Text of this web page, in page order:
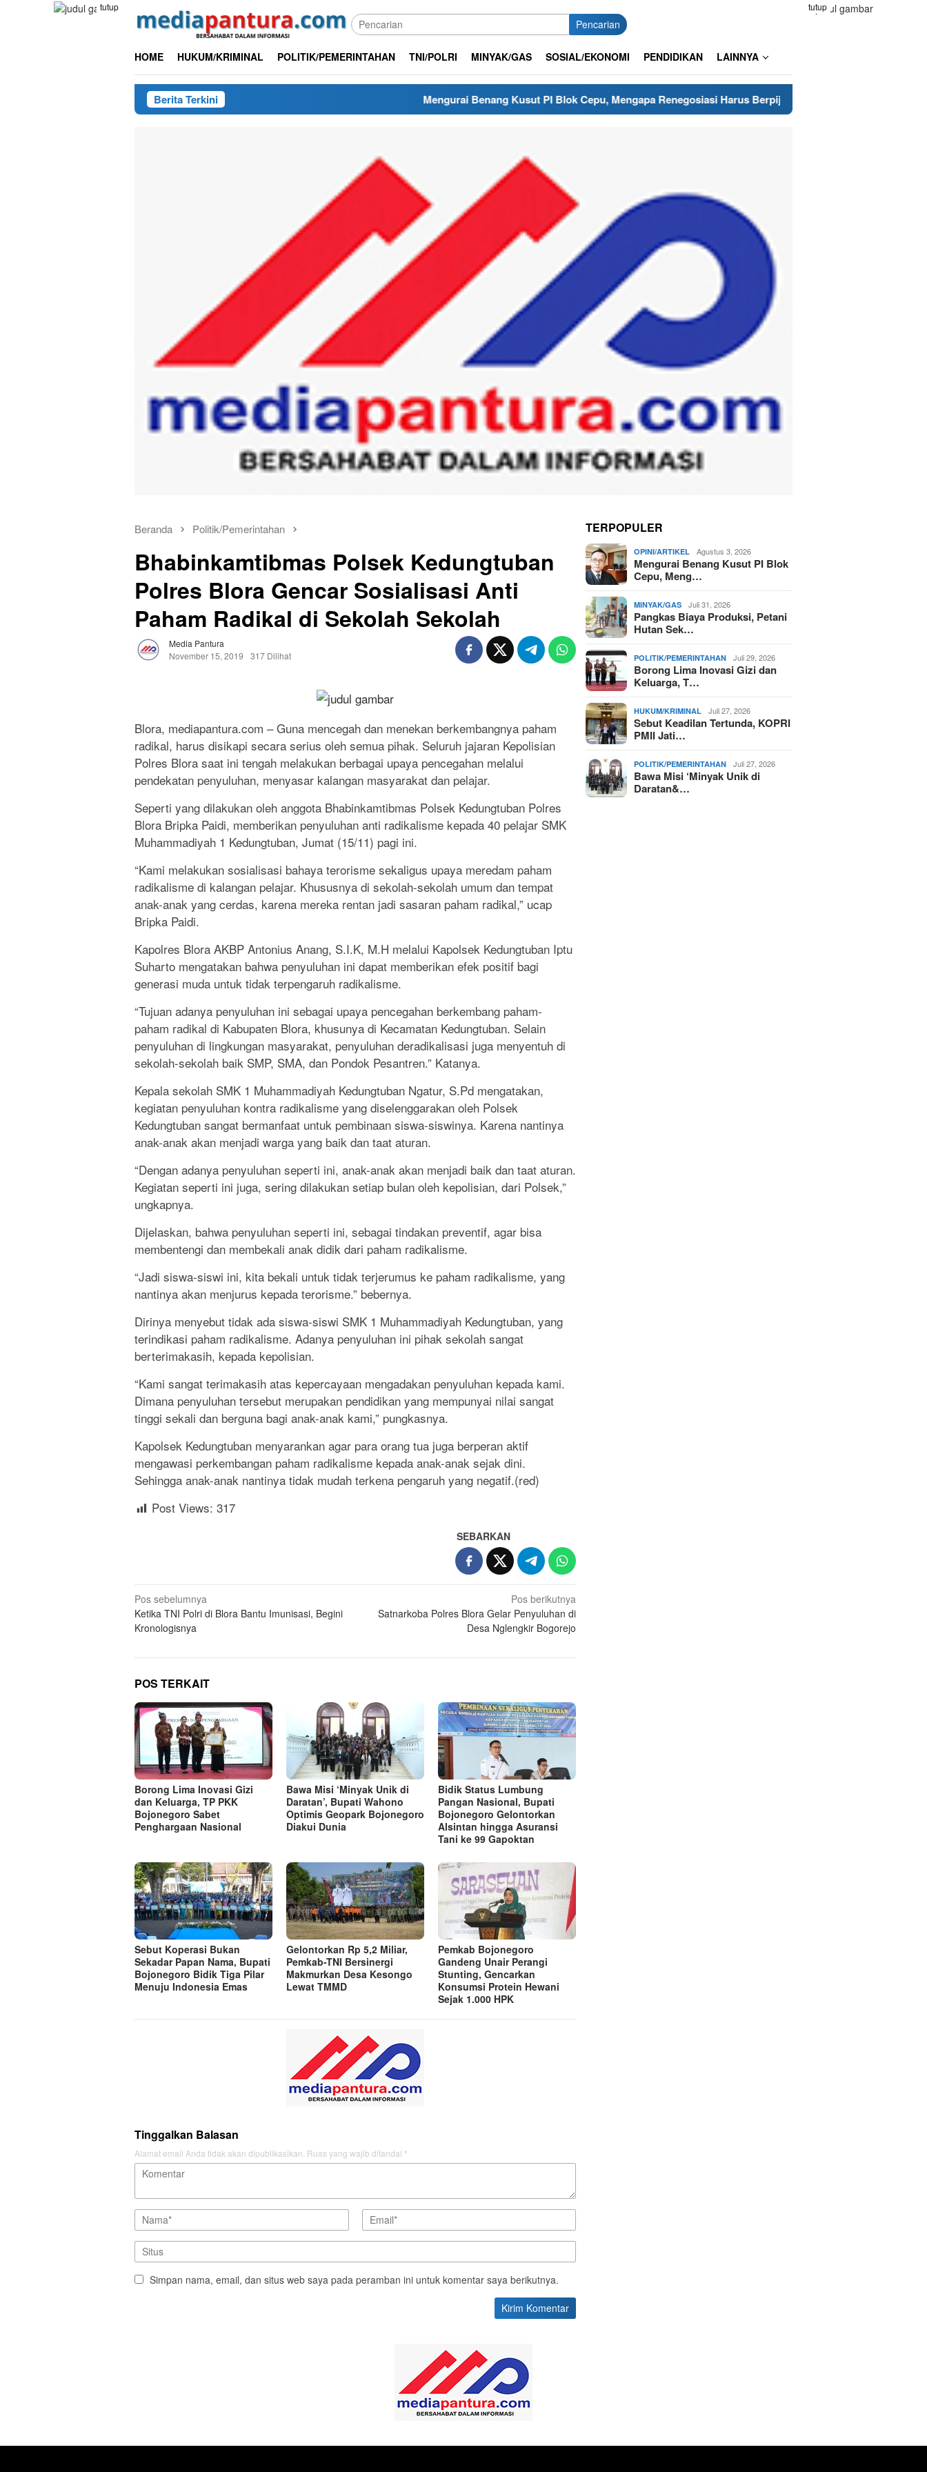
tutup tutup
Pencarian
HOME HUKUM/KRIMINAL POLITIK/PEMERINTAHAN TNI/POLRI MINYAK/GAS SOSIAL/EKONOMI PENDIDIKAN LAINNYA
Berita Terkini Mengurai Benang Kusut PI Blok Cepu, Mengapa Renegosiasi Harus Berpijak pada Keberanian Hukum?
Beranda Politik/Pemerintahan
Bhabinkamtibmas Polsek Kedungtuban
Polres Blora Gencar Sosialisasi Anti
Paham Radikal di Sekolah Sekolah
Media Pantura
November 15, 2019
317 Dilihat
Blora, mediapantura.com – Guna mencegah dan menekan berkembangnya paham
radikal, harus disikapi secara serius oleh semua pihak. Seluruh jajaran Kepolisian
Polres Blora saat ini tengah melakukan berbagai upaya pencegahan melalui
pendekatan penyuluhan, menyasar kalangan masyarakat dan pelajar.
Seperti yang dilakukan oleh anggota Bhabinkamtibmas Polsek Kedungtuban Polres
Blora Bripka Paidi, memberikan penyuluhan anti radikalisme kepada 40 pelajar SMK
Muhammadiyah 1 Kedungtuban, Jumat (15/11) pagi ini.
“Kami melakukan sosialisasi bahaya terorisme sekaligus upaya meredam paham
radikalisme di kalangan pelajar. Khususnya di sekolah-sekolah umum dan tempat
anak-anak yang cerdas, karena mereka rentan jadi sasaran paham radikal,” ucap
Bripka Paidi.
Kapolres Blora AKBP Antonius Anang, S.I.K, M.H melalui Kapolsek Kedungtuban Iptu
Suharto mengatakan bahwa penyuluhan ini dapat memberikan efek positif bagi
generasi muda untuk tidak terpengaruh radikalisme.
“Tujuan adanya penyuluhan ini sebagai upaya pencegahan berkembang paham-
paham radikal di Kabupaten Blora, khusunya di Kecamatan Kedungtuban. Selain
penyuluhan di lingkungan masyarakat, penyuluhan deradikalisasi juga menyentuh di
sekolah-sekolah baik SMP, SMA, dan Pondok Pesantren.” Katanya.
Kepala sekolah SMK 1 Muhammadiyah Kedungtuban Ngatur, S.Pd mengatakan,
kegiatan penyuluhan kontra radikalisme yang diselenggarakan oleh Polsek
Kedungtuban sangat bermanfaat untuk pembinaan siswa-siswinya. Karena nantinya
anak-anak akan menjadi warga yang baik dan taat aturan.
“Dengan adanya penyuluhan seperti ini, anak-anak akan menjadi baik dan taat aturan.
Kegiatan seperti ini juga, sering dilakukan setiap bulan oleh kepolisian, dari Polsek,”
ungkapnya.
Dijelaskan, bahwa penyuluhan seperti ini, sebagai tindakan preventif, agar bisa
membentengi dan membekali anak didik dari paham radikalisme.
“Jadi siswa-siswi ini, kita bekali untuk tidak terjerumus ke paham radikalisme, yang
nantinya akan menjurus kepada terorisme.” bebernya.
Dirinya menyebut tidak ada siswa-siswi SMK 1 Muhammadiyah Kedungtuban, yang
terindikasi paham radikalisme. Adanya penyuluhan ini pihak sekolah sangat
berterimakasih, kepada kepolisian.
“Kami sangat terimakasih atas kepercayaan mengadakan penyuluhan kepada kami.
Dimana penyuluhan tersebut merupakan pendidikan yang mempunyai nilai sangat
tinggi sekali dan berguna bagi anak-anak kami,” pungkasnya.
Kapolsek Kedungtuban menyarankan agar para orang tua juga berperan aktif
mengawasi perkembangan paham radikalisme kepada anak-anak sejak dini.
Sehingga anak-anak nantinya tidak mudah terkena pengaruh yang negatif.(red)
Post Views: 317
SEBARKAN
Navigasi
pos
Pos sebelumnya
Ketika TNI Polri di Blora Bantu Imunisasi, Begini
Kronologisnya
Pos berikutnya
Satnarkoba Polres Blora Gelar Penyuluhan di
Desa Nglengkir Bogorejo
POS TERKAIT
Borong Lima Inovasi Gizi
dan Keluarga, TP PKK
Bojonegoro Sabet
Penghargaan Nasional
Bawa Misi ‘Minyak Unik di
Daratan’, Bupati Wahono
Optimis Geopark Bojonegoro
Diakui Dunia
Bidik Status Lumbung
Pangan Nasional, Bupati
Bojonegoro Gelontorkan
Alsintan hingga Asuransi
Tani ke 99 Gapoktan
Sebut Koperasi Bukan
Sekadar Papan Nama, Bupati
Bojonegoro Bidik Tiga Pilar
Menuju Indonesia Emas
Gelontorkan Rp 5,2 Miliar,
Pemkab-TNI Bersinergi
Makmurkan Desa Kesongo
Lewat TMMD
Pemkab Bojonegoro
Gandeng Unair Perangi
Stunting, Gencarkan
Konsumsi Protein Hewani
Sejak 1.000 HPK
Tinggalkan Balasan
Alamat email Anda tidak akan dipublikasikan. Ruas yang wajib ditandai *
Simpan nama, email, dan situs web saya pada peramban ini untuk komentar saya berikutnya.
TERPOPULER
OPINI/ARTIKEL Agustus 3, 2026
Mengurai Benang Kusut PI Blok
Cepu, Meng…
MINYAK/GAS Juli 31, 2026
Pangkas Biaya Produksi, Petani
Hutan Sek…
POLITIK/PEMERINTAHAN Juli 29, 2026
Borong Lima Inovasi Gizi dan
Keluarga, T…
HUKUM/KRIMINAL Juli 27, 2026
Sebut Keadilan Tertunda, KOPRI
PMII Jati…
POLITIK/PEMERINTAHAN Juli 27, 2026
Bawa Misi ‘Minyak Unik di
Daratan&…